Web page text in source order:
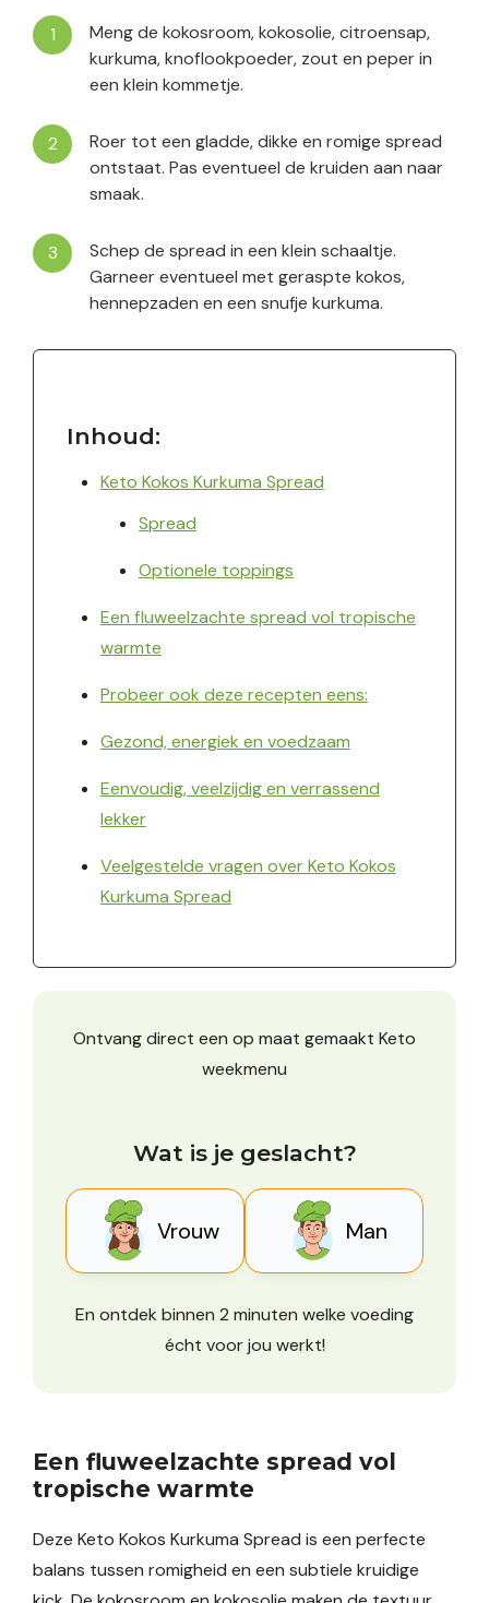
Meng de kokosroom, kokosolie, citroensap,
kurkuma, knoflookpoeder, zout en peper in
een klein kommetje.
Roer tot een gladde, dikke en romige spread
ontstaat. Pas eventueel de kruiden aan naar
smaak.
Schep de spread in een klein schaaltje.
Garneer eventueel met geraspte kokos,
hennepzaden en een snufje kurkuma.
Inhoud:
Keto Kokos Kurkuma Spread
Spread
Optionele toppings
Een fluweelzachte spread vol tropische
warmte
Probeer ook deze recepten eens:
Gezond, energiek en voedzaam
Eenvoudig, veelzijdig en verrassend
lekker
Veelgestelde vragen over Keto Kokos
Kurkuma Spread
Ontvang direct een op maat gemaakt Keto
weekmenu
Wat is je geslacht?
Vrouw Man
En ontdek binnen 2 minuten welke voeding
écht voor jou werkt!
Een fluweelzachte spread vol
tropische warmte
Deze Keto Kokos Kurkuma Spread is een perfecte
balans tussen romigheid en een subtiele kruidige